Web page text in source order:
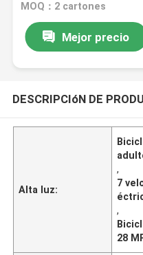
MOQ：2 cartones
Mejor precio
DESCRIPCIóN DE
Alta luz:
,
7
,
28